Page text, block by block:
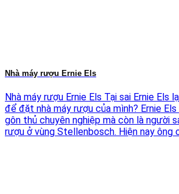
Nhà máy rượu Ernie Els
Nhà máy rượu Ernie Els Tại sai Ernie Els
để đặt nhà máy rượu của mình? Ernie
gôn thủ chuyên nghiệp mà còn là người
rượu ở vùng Stellenbosch. Hiện nay ông